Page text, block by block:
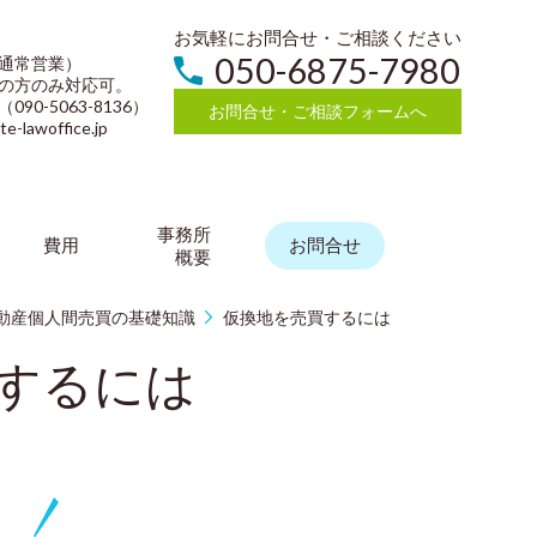
常営業）
のみ対応可。
090-5063-8136）
lawoffice.jp
お気軽にお問合せ・ご相談ください
050-6875-7980
お問合せ・ご相談フォームへ
費用
事務所
概要
お問合せ
産個人間売買の基礎知識 仮換地を売買するには
るには